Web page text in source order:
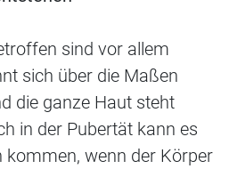
sind vor allem
sich über die Maßen
die ganze Haut steht
in der Pubertät kann es
kommen, wenn der Körper